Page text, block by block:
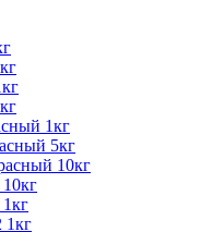
1кг
5кг
10кг
1кг